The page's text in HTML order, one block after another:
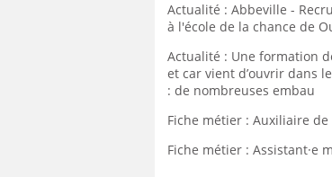
Actualité : Abbeville -
à l'école de la chance de
Actualité : Une formation
et car vient d’ouvrir dans
: de nombreuses embau
Fiche métier : Auxiliaire
Fiche métier : Assistant·e